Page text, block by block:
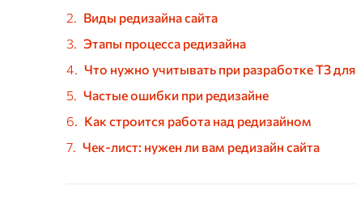
Виды редизайна сайта
Этапы процесса редизайна
Что нужно учитывать при разработке ТЗ для
Частые ошибки при редизайне
Как строится работа над редизайном
Чек-лист: нужен ли вам редизайн сайта